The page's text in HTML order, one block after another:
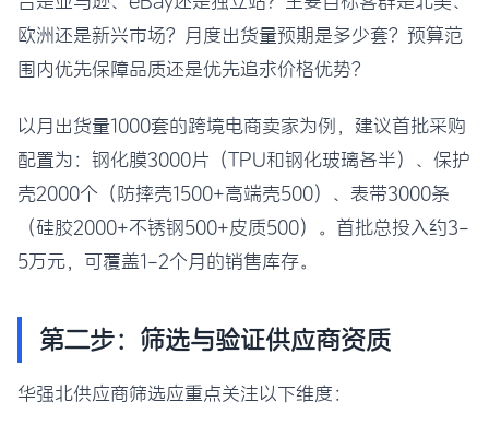
欧洲还是新兴市场？月度出货量预期是多少套？预算范
围内优先保障品质还是优先追求价格优势？
以月出货量1000套的跨境电商卖家为例，建议首批采购
配置为：钢化膜3000片（TPU和钢化玻璃各半）、保护
壳2000个（防摔壳1500+高端壳500）、表带3000条
（硅胶2000+不锈钢500+皮质500）。首批总投入约3-
5万元，可覆盖1-2个月的销售库存。
第二步：筛选与验证供应商资质
华强北供应商筛选应重点关注以下维度：